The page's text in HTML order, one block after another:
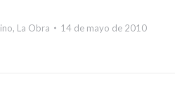
, La Obra 14 de mayo de 2010